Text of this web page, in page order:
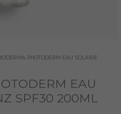
PHOTODERM EAU SOLAIRE
EAU
SPF30 200ML